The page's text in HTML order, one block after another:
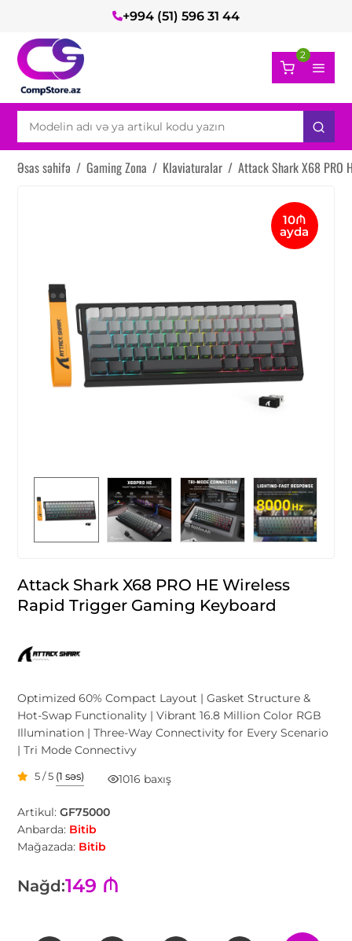
+994 (51) 596 31 44
2
Əsas səhifə / Gaming Zona / Klaviaturalar / Attack Shark X68 PRO
10₼
ayda
Attack Shark X68 PRO HE Wireless
Rapid Trigger Gaming Keyboard
Optimized 60% Compact Layout | Gasket Structure &
Hot-Swap Functionality | Vibrant 16.8 Million Color RGB
Illumination | Three-Way Connectivity for Every Scenario
| Tri Mode Connectivy
5 / 5 (1 səs) 1016 baxış
Artikul:GF75000
Anbarda: Bitib
Mağazada: Bitib
Nağd:149 ₼